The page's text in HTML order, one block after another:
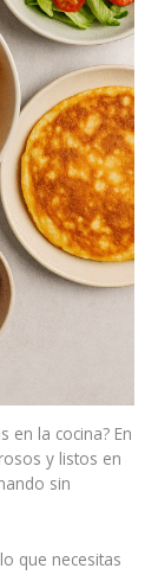
en la cocina? En
y listos en
sin
que necesitas